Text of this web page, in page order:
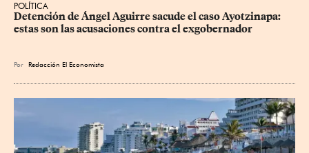
POLÍTICA
Detención de Ángel Aguirre sacude el caso Ayotzinapa:
estas son las acusaciones contra el exgobernador
Por Redacción El Economista